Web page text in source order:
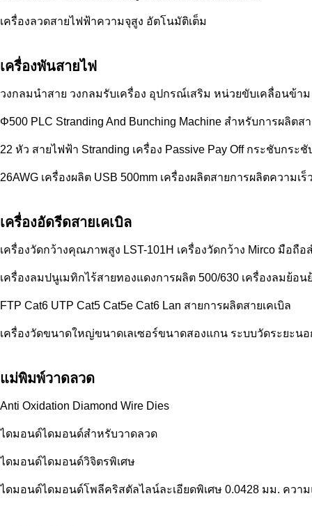
เครื่องลวดสายไฟฟ้าความจุสูง อัตโนมัติเต็ม
เครื่องพันสายไฟ
วงกลมนําสาย วงกลมรับเครื่อง อุปกรณ์เสริม หน่วยขับเคลื่อนข้า
Φ500 PLC Stranding And Bunching Machine สําหรับการผลิตสา
22 หัว สายไฟฟ้า Stranding เครื่อง Passive Pay Off กระชับก
26AWG เครื่องผลิต USB 500mm เครื่องผลิตสายการผลิตความเร็
เครื่องอัดรีดสายเคเบิล
เครื่องวัดกว้างคุณภาพสูง LST-101H เครื่องวัดกว้าง Mirco มือถื
เครื่องลมปนูเมทิกไร้สายทองแดงการผลิต 500/630 เครื่องลมย้อ
FTP Cat6 UTP Cat5 Cat5e Cat6 Lan สายการผลิตสายเคเบิล
เครื่องวัดขนาดใหญ่ขนาดเลเซอร์ขนาดสองแกน ระบบวัดระยะน
แม่พิมพ์วาดลวด
Anti Oxidation Diamond Wire Dies
ไดมอนด์ไดมอนด์สำหรับวาดลวด
ไดมอนด์ไดมอนด์วิจิตรพิเศษ
ไดมอนด์ไดมอนด์โพลีคริสตัลไลน์ละเอียดพิเศษ 0.0428 มม. ควา